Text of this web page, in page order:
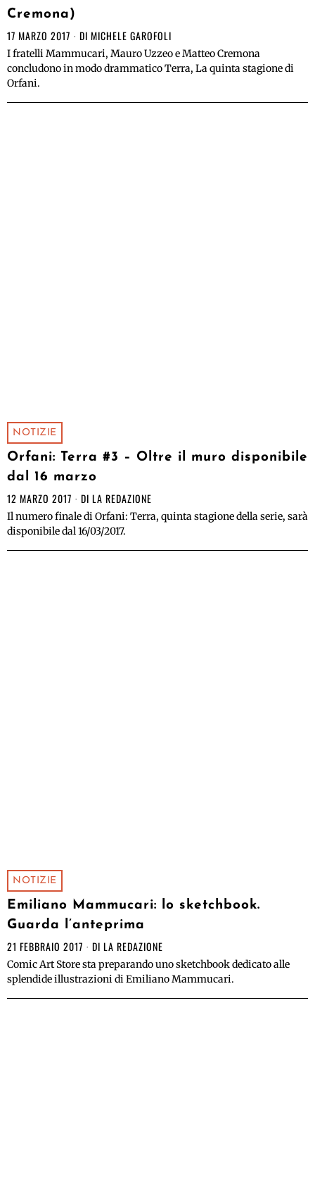
Cremona)
17 MARZO 2017 DI MICHELE GAROFOLI
I fratelli Mammucari, Mauro Uzzeo e Matteo Cremona
concludono in modo drammatico Terra, La quinta stagione di
Orfani.
NOTIZIE
Orfani: Terra #3 – Oltre il muro disponibile
dal 16 marzo
12 MARZO 2017 DI LA REDAZIONE
Il numero finale di Orfani: Terra, quinta stagione della serie, sarà
disponibile dal 16/03/2017.
NOTIZIE
Emiliano Mammucari: lo sketchbook.
Guarda l’anteprima
21 FEBBRAIO 2017 DI LA REDAZIONE
Comic Art Store sta preparando uno sketchbook dedicato alle
splendide illustrazioni di Emiliano Mammucari.